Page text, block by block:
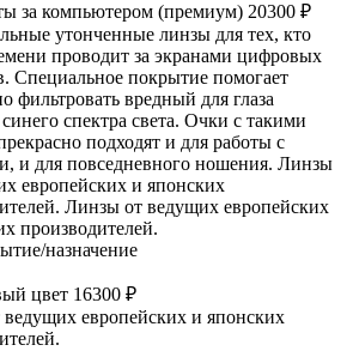
за компьютером (премиум) 20300 ₽
утонченные линзы для тех, кто
проводит за экранами цифровых
Специальное покрытие помогает
фильтровать вредный для глаза
спектра света. Очки с такими
подходят и для работы с
и для повседневного ношения. Линзы
европейских и японских
Линзы от ведущих европейских
производителей.
назначение
цвет 16300 ₽
европейских и японских